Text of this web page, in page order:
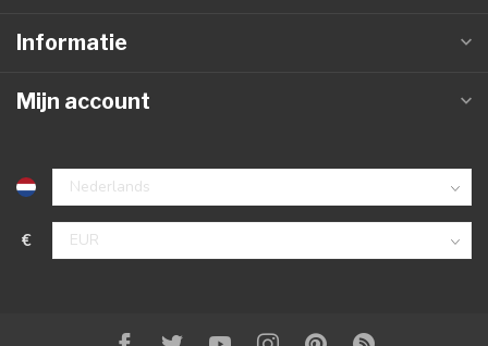
Informatie
Mijn account
€